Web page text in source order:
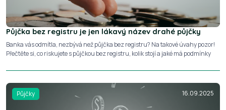
Půjčka bez registru je jen lákavý název drahé půjčky
Banka vás odmítla, nezbývá než půjčka bez registru? Na takové úvahy pozor!
Přečtěte si, co riskujete s půjčkou bez registru, kolik stojí a jaké má podmínky
Půjčky 16.09.2025